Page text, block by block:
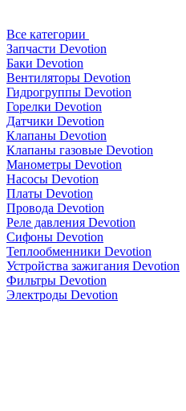
Все категории
Запчасти Devotion
Баки Devotion
Вентиляторы Devotion
Гидрогруппы Devotion
Горелки Devotion
Датчики Devotion
Клапаны Devotion
Клапаны газовые Devotion
Манометры Devotion
Насосы Devotion
Платы Devotion
Провода Devotion
Реле давления Devotion
Сифоны Devotion
Теплообменники Devotion
Устройства зажигания Devotion
Фильтры Devotion
Электроды Devotion